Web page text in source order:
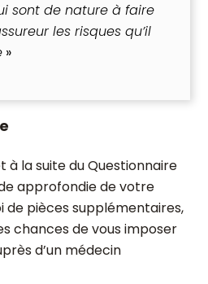
sont de nature à faire
les risques qu’il
»
à la suite du Questionnaire
approfondie de votre
de pièces supplémentaires,
chances de vous imposer
d’un médecin